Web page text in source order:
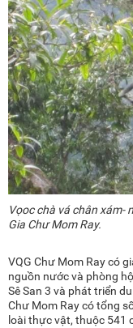
Vọocchà vá chân xám-
Gia Chư Mom Ray.
VQG Chư Mom Ray có
nguồn nước và phòng
Sê San 3 và phát triển
Chư Mom Ray có tổng
loài thực vật, thuộc 541